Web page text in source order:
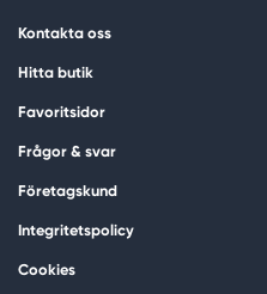
Kontakta oss
Hitta butik
Favoritsidor
Frågor & svar
Företagskund
Integritetspolicy
Cookies